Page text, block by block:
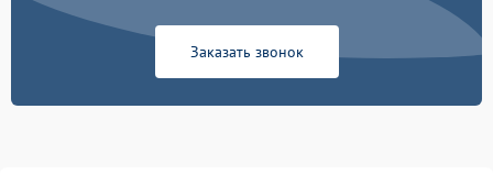
Заказать звонок